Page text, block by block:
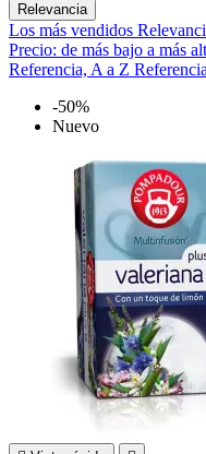
Relevancia
Los más vendidos
Precio: de más bajo a más
Referencia, A a Z
-50%
Nuevo